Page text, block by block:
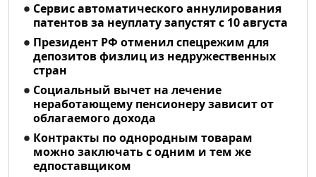
Сервис автоматического аннулирования
патентов за неуплату запустят с 10 августа
Президент РФ отменил спецрежим для
депозитов физлиц из недружественных
стран
Социальный вычет на лечение
неработающему пенсионеру зависит от
облагаемого дохода
Контракты по однородным товарам
можно заключать с одним и тем же
едпоставщиком